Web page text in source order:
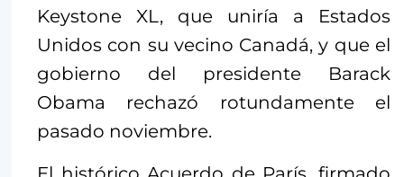
Keystone XL, que uniría a Estados
Unidos con su vecino Canadá, y que el
gobierno del presidente Barack
Obama rechazó rotundamente el
pasado noviembre.